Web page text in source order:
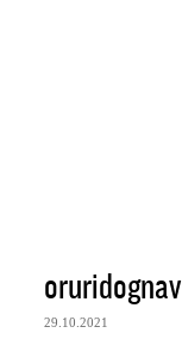
oruridognav
29.10.2021